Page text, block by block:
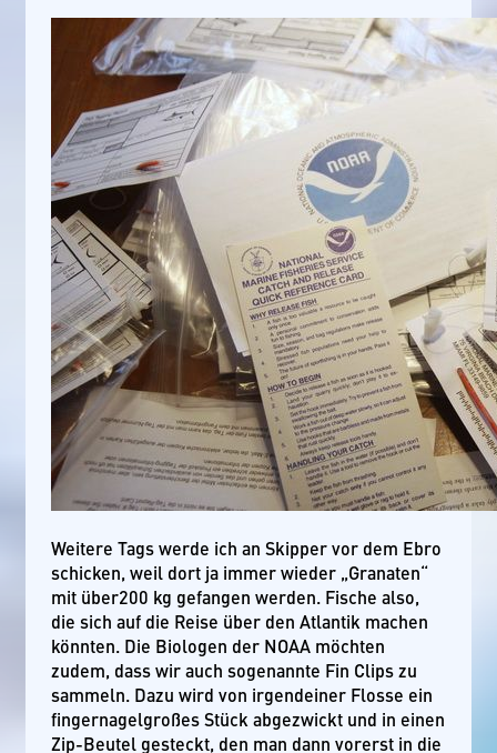
Weitere Tags werde ich an Skipper vor dem Ebro
schicken, weil dort ja immer wieder „Granaten“
mit über200 kg gefangen werden. Fische also,
die sich auf die Reise über den Atlantik machen
könnten. Die Biologen der NOAA möchten
zudem, dass wir auch sogenannte Fin Clips zu
sammeln. Dazu wird von irgendeiner Flosse ein
fingernagelgroßes Stück abgezwickt und in einen
Zip-Beutel gesteckt, den man dann vorerst in die